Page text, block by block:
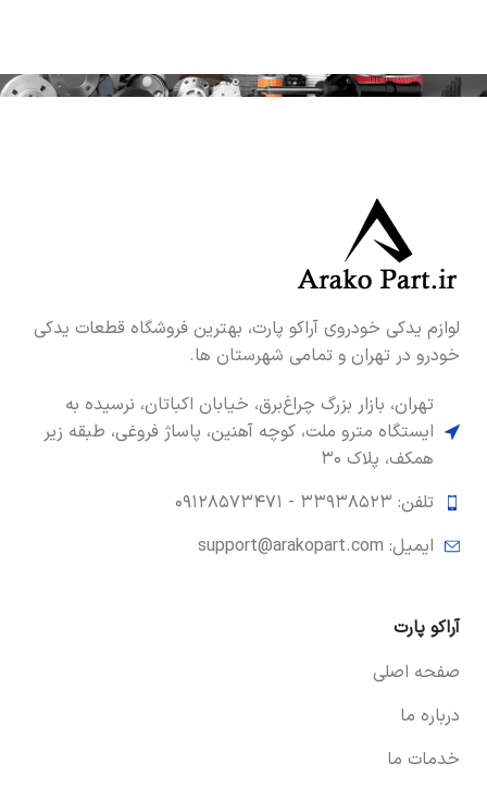
لوازم یدکی خودروی آراکو پارت، بهترین فروشگاه قطعات یدکی
خودرو در تهران و تمامی شهرستان ها.
تهران، بازار بزرگ چراغ‌برق، خیابان اکباتان، نرسیده به
ایستگاه مترو ملت، کوچه آهنین، پاساژ فروغی، طبقه زیر
همکف، پلاک ۳۰
تلفن: ۳۳۹۳۸۵۲۳ -
۰۹۱۲۸۵۷۳۴۷۱
ایمیل: support@arakopart.com
آراکو پارت
صفحه اصلی
درباره ما
خدمات ما